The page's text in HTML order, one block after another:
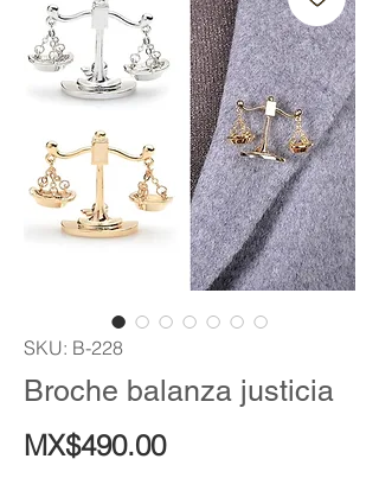
SKU: B-228
Broche balanza justicia
MX$490.00Price